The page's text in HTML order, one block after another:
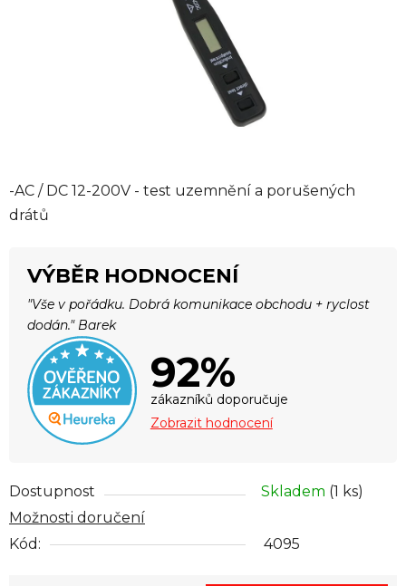
-AC / DC 12-200V - test uzemnění a porušených
drátů
VÝBĚR HODNOCENÍ
"Vše v pořádku. Dobrá komunikace obchodu + ryclost
dodán." Barek
92%
zákazníků doporučuje
Zobrazit hodnocení
Dostupnost Skladem (1 ks)
Možnosti doručení
Kód:
4095